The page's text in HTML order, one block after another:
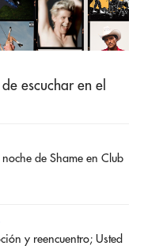
escuchar en el
de Shame en Club
y reencuentro; Usted